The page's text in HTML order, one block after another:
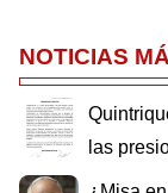
NOTICIAS
las